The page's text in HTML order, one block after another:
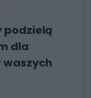
podzielą
dla
waszych